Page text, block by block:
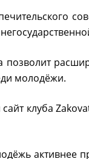
молодёжи.
клуба
активнее